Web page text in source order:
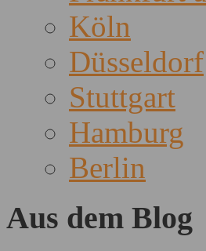
Köln
Düsseldorf
Stuttgart
Hamburg
Berlin
Aus dem Blog